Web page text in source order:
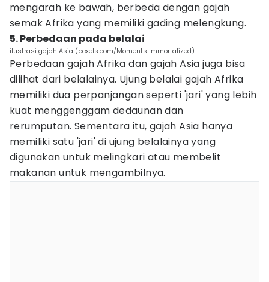
mengarah ke bawah, berbeda dengan gajah
semak Afrika yang memiliki gading melengkung.
5. Perbedaan pada belalai
ilustrasi gajah Asia (pexels.com/Moments Immortalized)
Perbedaan gajah Afrika dan gajah Asia juga bisa
dilihat dari belalainya. Ujung belalai gajah Afrika
memiliki dua perpanjangan seperti 'jari' yang lebih
kuat menggenggam dedaunan dan
rerumputan. Sementara itu, gajah Asia hanya
memiliki satu 'jari' di ujung belalainya yang
digunakan untuk melingkari atau membelit
makanan untuk mengambilnya.